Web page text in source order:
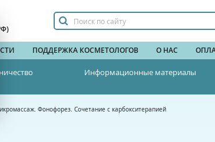
ПОДДЕРЖКА КОСМЕТОЛОГОВ О НАС
Информационные материалы
Фонофорез. Сочетание с карбокситерапией